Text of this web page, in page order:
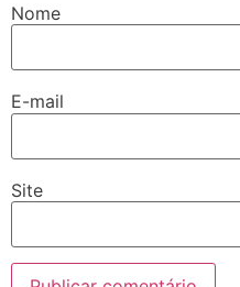
Nome
E-mail
Site